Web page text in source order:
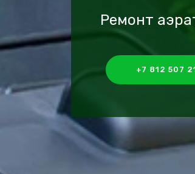
Ремонт
+7 812 507